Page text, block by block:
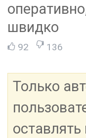
швидко
92 136
Только